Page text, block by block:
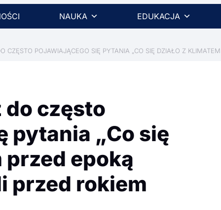
NAUKA EDUKACJA
CZĘSTO POJAWIAJĄCEGO SIĘ PYTANIA „CO SIĘ DZIAŁO Z
często
pytania „Co się
przed epoką
przed rokiem